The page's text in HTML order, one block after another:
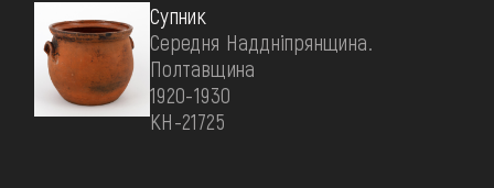
Супник
Середня Наддніпрянщина.
Полтавщина
1920-1930
КН-21725